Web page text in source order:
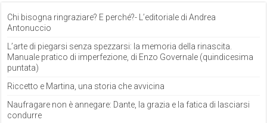
Chi bisogna ringraziare? E perché?- L’editoriale di Andrea
Antonuccio
L’arte di piegarsi senza spezzarsi: la memoria della rinascita.
Manuale pratico di imperfezione, di Enzo Governale (quindicesima
puntata)
Riccetto e Martina, una storia che avvicina
Naufragare non è annegare: Dante, la grazia e la fatica di lasciarsi
condurre